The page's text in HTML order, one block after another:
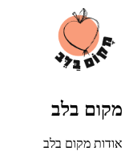
מקום בלב
אודות מקום בלב